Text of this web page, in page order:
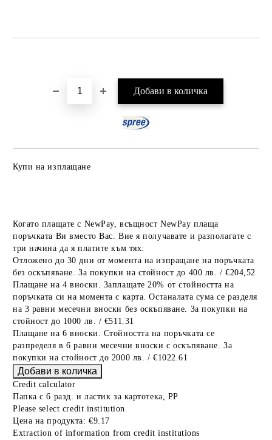
Купи на изплащане
Когато плащате с NewPay, всъщност NewPay плаща
поръчката Ви вместо Вас. Вие я получавате и разполагате с
три начина да я платите към тях:
Отложено до 30 дни от момента на изпращане на поръчката
без оскъпяване. За покупки на стойност до 400 лв. / €204,52
Плащане на 4 вноски. Заплащате 20% от стойността на
поръчката си на момента с карта. Останалата сума се разделя
на 3 равни месечни вноски без оскъпяване. За покупки на
стойност до 1000 лв. / €511.31
Плащане на 6 вноски. Стойността на поръчката се
разпределя в 6 равни месечни вноски с оскъпяване. За
покупки на стойност до 2000 лв. / €1022.61
Credit calculator
Папка с 6 разд. и ластик за картотека, РР
Please select credit institution
Цена на продукта: €9.17
Extraction of information from credit institutions